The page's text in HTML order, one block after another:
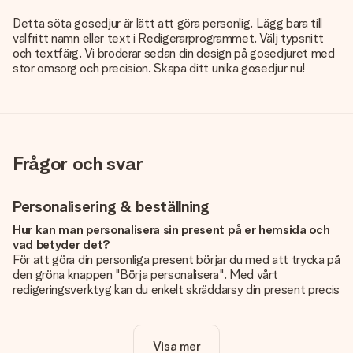
Detta söta gosedjur är lätt att göra personlig. Lägg bara till
valfritt namn eller text i Redigerarprogrammet. Välj typsnitt
och textfärg. Vi broderar sedan din design på gosedjuret med
stor omsorg och precision. Skapa ditt unika gosedjur nu!
Frågor och svar
Personalisering & beställning
Hur kan man personalisera sin present på er hemsida och
vad betyder det?
För att göra din personliga present börjar du med att trycka på
den gröna knappen "Börja personalisera". Med vårt
redigeringsverktyg kan du enkelt skräddarsy din present precis
Visa mer